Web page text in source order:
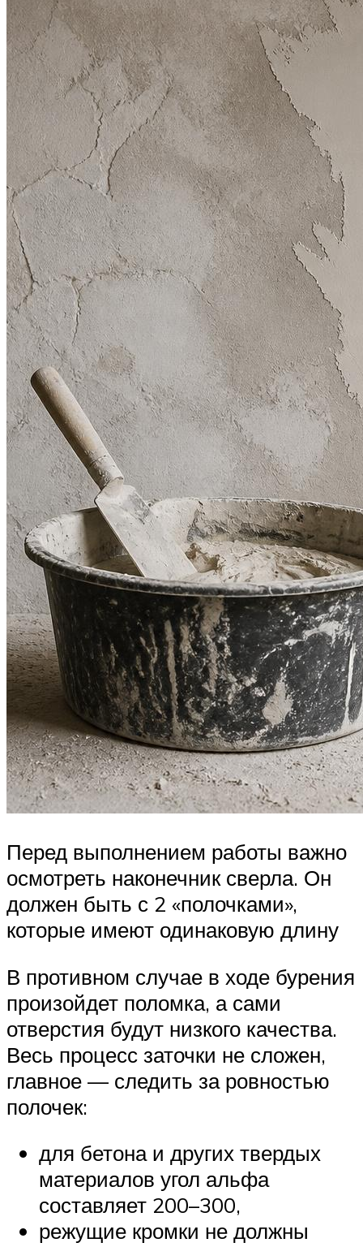
Перед выполнением работы важно
осмотреть наконечник сверла. Он
должен быть с 2 «полочками»,
которые имеют одинаковую длину
В противном случае в ходе бурения
произойдет поломка, а сами
отверстия будут низкого качества.
Весь процесс заточки не сложен,
главное — следить за ровностью
полочек:
для бетона и других твердых
материалов угол альфа
составляет 200–300,
режущие кромки не должны